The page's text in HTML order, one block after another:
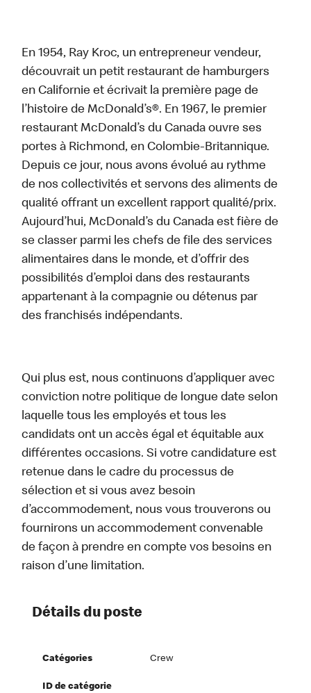
En 1954, Ray Kroc, un entrepreneur vendeur,
découvrait un petit restaurant de hamburgers
en Californie et écrivait la première page de
l’histoire de McDonald’s®. En 1967, le premier
restaurant McDonald’s du Canada ouvre ses
portes à Richmond, en Colombie-Britannique.
Depuis ce jour, nous avons évolué au rythme
de nos collectivités et servons des aliments de
qualité offrant un excellent rapport qualité/prix.
Aujourd’hui, McDonald’s du Canada est fière de
se classer parmi les chefs de file des services
alimentaires dans le monde, et d’offrir des
possibilités d’emploi dans des restaurants
appartenant à la compagnie ou détenus par
des franchisés indépendants.
Qui plus est, nous continuons d’appliquer avec
conviction notre politique de longue date selon
laquelle tous les employés et tous les
candidats ont un accès égal et équitable aux
différentes occasions. Si votre candidature est
retenue dans le cadre du processus de
sélection et si vous avez besoin
d’accommodement, nous vous trouverons ou
fournirons un accommodement convenable
de façon à prendre en compte vos besoins en
raison d’une limitation.
Détails du poste
Catégories Crew
ID de catégorie